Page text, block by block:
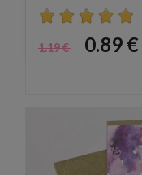
Precio
base
Precio
1.19 € 0.89 €